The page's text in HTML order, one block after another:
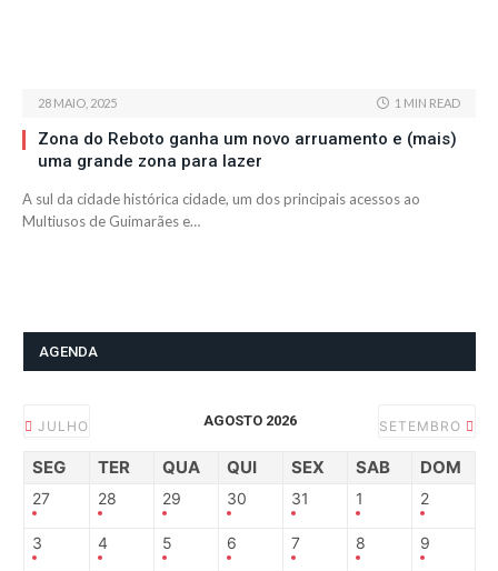
28 MAIO, 2025 1 MIN READ
Zona do Reboto ganha um novo arruamento e (mais)
uma grande zona para lazer
A sul da cidade histórica cidade, um dos principais acessos ao
Multiusos de Guimarães e…
AGENDA
JULHO AGOSTO 2026 SETEMBRO
SEG TER QUA QUI SEX SAB DOM
27 28 29 30 31 1 2
3 4 5 6 7 8 9